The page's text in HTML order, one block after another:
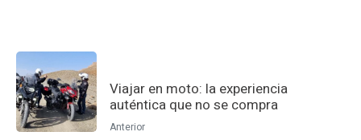
Viajar en moto: la experiencia
auténtica que no se compra
Anterior